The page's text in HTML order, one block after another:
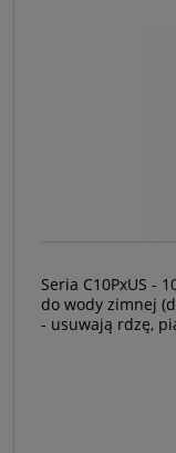
Seria C10PxUS -
do wody zimnej
- usuwają rdzę,